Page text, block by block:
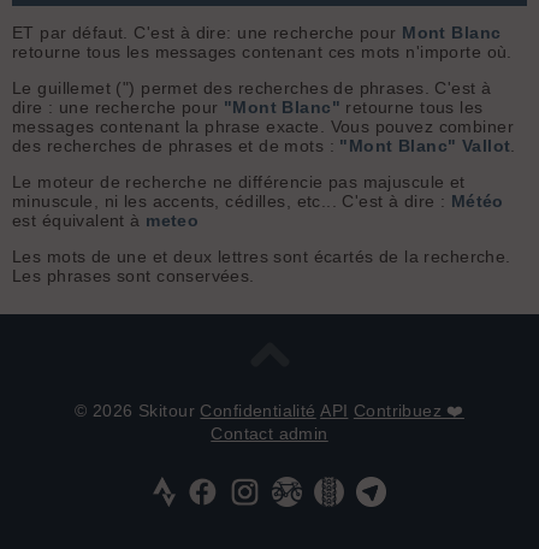
ET par défaut. C'est à dire: une recherche pour Mont Blanc
retourne tous les messages contenant ces mots n'importe où.
Le guillemet (") permet des recherches de phrases. C'est à
dire : une recherche pour "Mont Blanc" retourne tous les
messages contenant la phrase exacte. Vous pouvez combiner
des recherches de phrases et de mots : "Mont Blanc" Vallot
Le moteur de recherche ne différencie pas majuscule et
minuscule, ni les accents, cédilles, etc... C'est à dire : Météo
est équivalent à meteo
Les mots de une et deux lettres sont écartés de la recherche.
Les phrases sont conservées.
© 2026 Skitour Confidentialité API Contribuez ❤️
Contact admin